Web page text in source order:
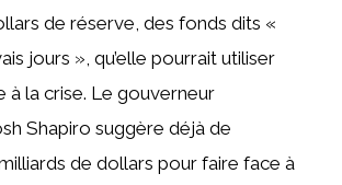
de réserve, des fonds dits «
jours », qu’elle pourrait utiliser
à la crise. Le gouverneur
Shapiro suggère déjà de
de dollars pour faire face à